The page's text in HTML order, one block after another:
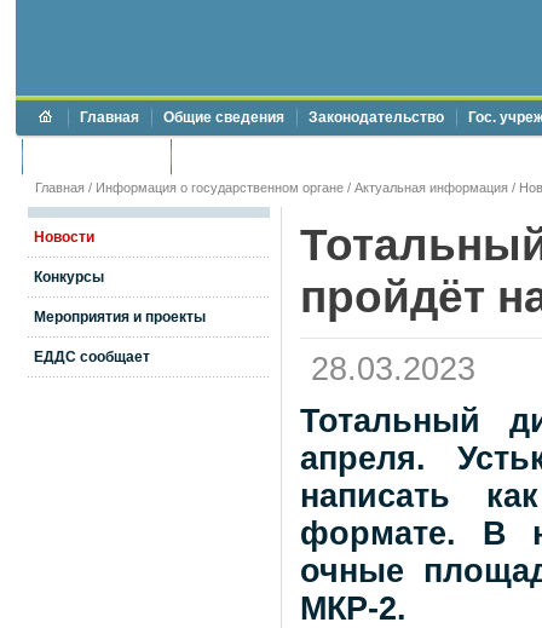
Главная Общие сведения Законодательство Гос.
Главная / Информация о государственном органе / Актуальная информация /
Новости
Конкурсы
Мероприятия и проекты
ЕДДС сообщает
пройдёт
28.03.2023
Тотальный
апреля.
написать
формате. В
очные
МКР-2.